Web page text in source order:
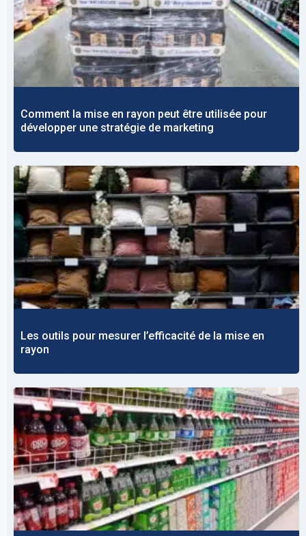
Comment la mise en rayon peut être utilisée pour
développer une stratégie de marketing
Les outils pour mesurer l’efficacité de la mise en
rayon